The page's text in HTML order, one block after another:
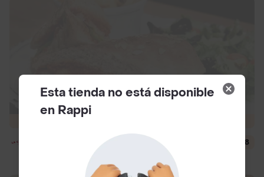
$ 5000
4.8
Esta tienda no está disponible
en Rappi